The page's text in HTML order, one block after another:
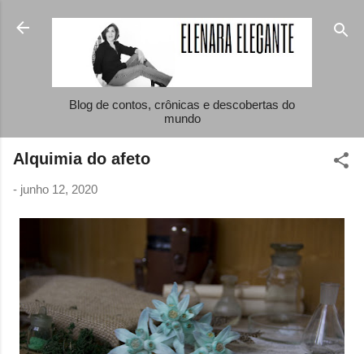
Pular para o conteúdo principal
Blog de contos, crônicas e descobertas do
mundo
Alquimia do afeto
- junho 12, 2020